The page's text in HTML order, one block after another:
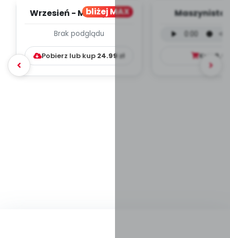
bliżej MAX
Wrzesień - MIESIĘCZNY
WYCHOWAWCZO –
DYDAKTYC...
Brak podglądu
Pobierz lub kup 24.99zł
Maszynista
mp3)
Kup 9.99